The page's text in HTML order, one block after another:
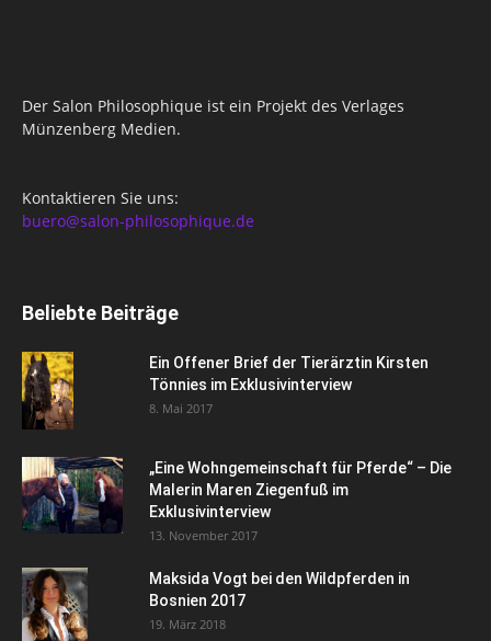
Der Salon Philosophique ist ein Projekt des Verlages
Münzenberg Medien.
Kontaktieren Sie uns:
buero@salon-philosophique.de
Beliebte Beiträge
Ein Offener Brief der Tierärztin Kirsten
Tönnies im Exklusivinterview
8. Mai 2017
„Eine Wohngemeinschaft für Pferde“ – Die
Malerin Maren Ziegenfuß im
Exklusivinterview
13. November 2017
Maksida Vogt bei den Wildpferden in
Bosnien 2017
19. März 2018